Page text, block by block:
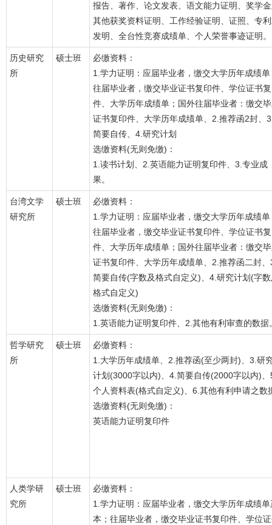
报告、著作、论文发表、语文能力证明、奖学
其他获奖资料证明、工作经验证明、证照、专
发明、全台性竞赛成绩单、个人荣誉事迹证明。
历史研究
所
硕士班
必缴资料：
1.学力证明：应届毕业者，缴交大学历年成绩单
往届毕业者，缴交毕业证书复印件、学位证书
件、大学历年成绩单；国外往届毕业者：缴交
证书复印件、大学历年成绩单、2.推荐函2封、
简要自传、4.研究计划
选缴资料(无则免缴)：
1.读书计划、2.英语能力证明复印件、3.专业成
果。
台湾文学
研究所
硕士班
必缴资料：
1.学力证明：应届毕业者，缴交大学历年成绩单
往届毕业者，缴交毕业证书复印件、学位证书
件、大学历年成绩单；国外往届毕业者：缴交
证书复印件、大学历年成绩单、2.推荐函二封、
简要自传(字数及格式自定义)、4.研究计划(字
格式自定义)
选缴资料(无则免缴)：
1.英语能力证明复印件、2.其他有利审查的数据
哲学研究
所
硕士班
必缴资料：
1.大学历年成绩单、2.推荐函(至少两封)、3.研
计划(3000字以内)、4.简要自传(2000字以内)、
个人资料表(格式自定义)、6.其他有利申请之数
选缴资料(无则免缴)：
英语能力证明复印件
人类学研
究所
硕士班
必缴资料：
1.学力证明：应届毕业者，缴交大学历年成绩单
本；往届毕业者，缴交毕业证书复印件、学位